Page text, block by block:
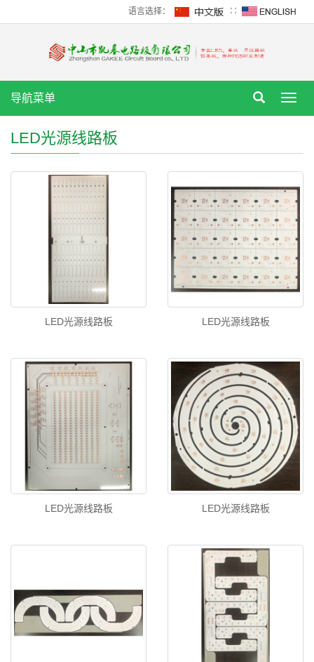
语言选择： ∷
导航菜单
LED光源线路板
LED光源线路板 LED光源线路板
LED光源线路板 LED光源线路板